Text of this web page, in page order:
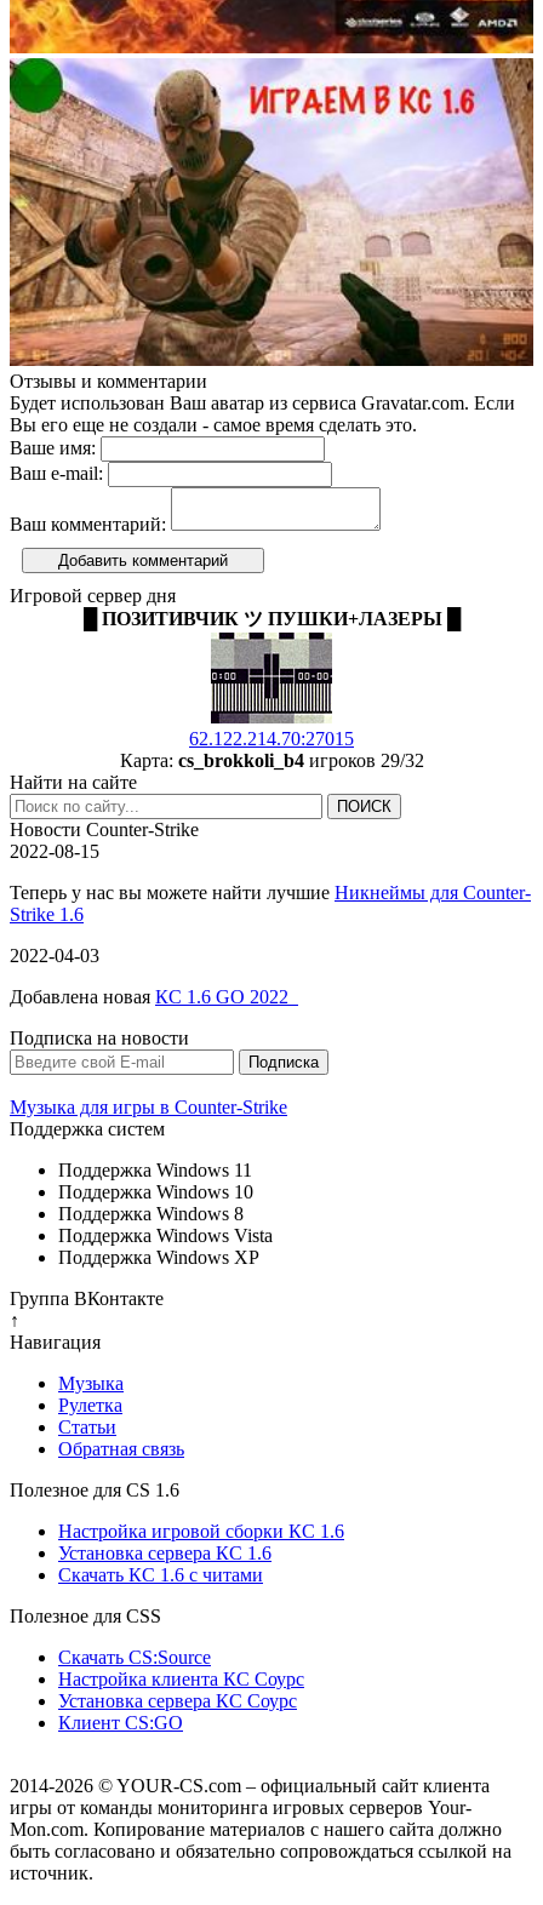
Отзывы и комментарии
Будет использован Ваш аватар из сервиса Gravatar.com. Если
Вы его еще не создали - самое время сделать это.
Ваше имя:
Ваш e-mail:
Ваш комментарий:
Добавить комментарий
Игровой сервер дня
█ ПОЗИТИВЧИК ツ ПУШКИ+ЛАЗЕРЫ █
62.122.214.70:27015
Карта: cs_brokkoli_b4игроков 29/32
Найти на сайте
Новости Counter-Strike
2022-08-15
Теперь у нас вы можете найти лучшие Никнеймы для Counter-
Strike 1.6
2022-04-03
Добавлена новая КС 1.6 GO 2022
Подписка на новости
Музыка для игры в Counter-Strike
Поддержка систем
Поддержка Windows 11
Поддержка Windows 10
Поддержка Windows 8
Поддержка Windows Vista
Поддержка Windows XP
Группа ВКонтакте
↑
Навигация
Музыка
Рулетка
Cтатьи
Обратная связь
Полезное для CS 1.6
Настройка игровой сборки КС 1.6
Установка сервера КС 1.6
Скачать КС 1.6 с читами
Полезное для CSS
Скачать CS:Source
Настройка клиента КС Cоурс
Установка сервера КС Соурс
Клиент CS:GO
2014-2026 © YOUR-CS.com – официальный сайт клиента
игры от команды мониторинга игровых серверов Your-
Mon.com. Копирование материалов с нашего сайта должно
быть согласовано и обязательно сопровождаться ссылкой на
источник.